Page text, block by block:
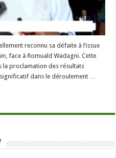
reconnu sa défaite à l’issue
face à Romuald Wadagni. Cette
la proclamation des résultats
dans le déroulement …